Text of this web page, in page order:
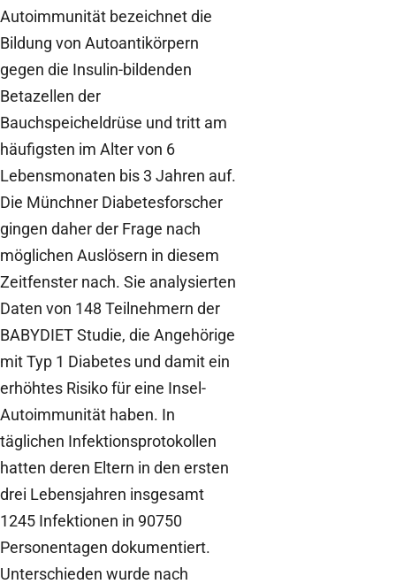
Autoimmunität bezeichnet die
Bildung von Autoantikörpern
gegen die Insulin-bildenden
Betazellen der
Bauchspeicheldrüse und tritt am
häufigsten im Alter von 6
Lebensmonaten bis 3 Jahren auf.
Die Münchner Diabetesforscher
gingen daher der Frage nach
möglichen Auslösern in diesem
Zeitfenster nach. Sie analysierten
Daten von 148 Teilnehmern der
BABYDIET Studie, die Angehörige
mit Typ 1 Diabetes und damit ein
erhöhtes Risiko für eine Insel-
Autoimmunität haben. In
täglichen Infektionsprotokollen
hatten deren Eltern in den ersten
drei Lebensjahren insgesamt
1245 Infektionen in 90750
Personentagen dokumentiert.
Unterschieden wurde nach